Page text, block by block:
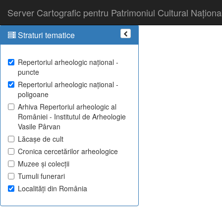
Server Cartografic pentru Patrimoniul Cultural
Straturi tematice
Repertoriul arheologic național -
puncte
Repertoriul arheologic național -
poligoane
Arhiva Repertoriul arheologic al
României - Institutul de Arheologie
Vasile Pârvan
Lăcașe de cult
Cronica cercetărilor arheologice
Muzee și colecții
Tumuli funerari
Localități din România